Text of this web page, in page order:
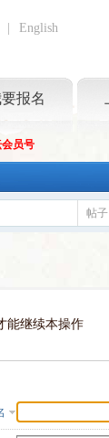
English
报名
员号
帖子
能继续本操作